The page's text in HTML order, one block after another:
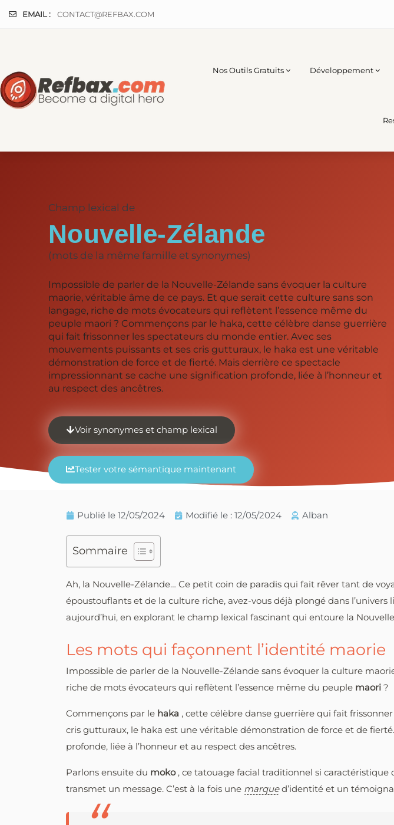
EMAIL : CONTACT@REFBAX.COM
Nos Outils Gratuits Développement
Champ lexical de
Nouvelle-Zélande
(mots de la même famille et synonymes)
Impossible de parler de la Nouvelle-Zélande sans évoquer la culture
maorie, véritable âme de ce pays. Et que serait cette culture sans son
langage, riche de mots évocateurs qui reflètent l’essence même du
peuple maori ? Commençons par le haka, cette célèbre danse guerrière
qui fait frissonner les spectateurs du monde entier. Avec ses
mouvements puissants et ses cris gutturaux, le haka est une véritable
démonstration de force et de fierté. Mais derrière ce spectacle
impressionnant se cache une signification profonde, liée à l’honneur et
au respect des ancêtres.
Voir synonymes et champ lexical
Tester votre sémantique maintenant
Publié le 12/05/2024 Modifié le : 12/05/2024 Alban
Sommaire
Ah, la Nouvelle-Zélande… Ce petit coin de paradis qui fait rêver tant de
époustouflants et de la culture riche, avez-vous déjà plongé dans
aujourd’hui, en explorant le champ lexical fascinant qui entoure la
Les mots qui façonnent l’identité maorie
Impossible de parler de la Nouvelle-Zélande sans évoquer la culture
riche de mots évocateurs qui reflètent l’essence même du peuple maori ?
Commençons par le haka , cette célèbre danse guerrière qui fait
cris gutturaux, le haka est une véritable démonstration de force et de
profonde, liée à l’honneur et au respect des ancêtres.
Parlons ensuite du moko , ce tatouage facial traditionnel si
transmet un message. C’est à la fois une marqued’identité et un